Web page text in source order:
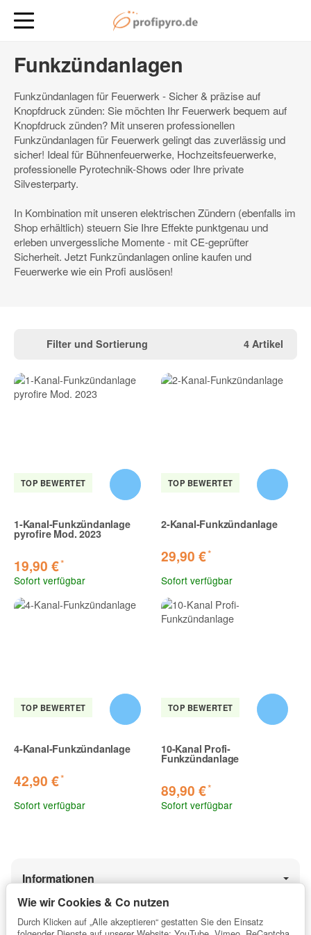
Funkzündanlagen
Funkzündanlagen für Feuerwerk - Sicher & präzise auf
Knopfdruck zünden: Sie möchten Ihr Feuerwerk bequem auf
Knopfdruck zünden? Mit unseren professionellen
Funkzündanlagen für Feuerwerk gelingt das zuverlässig und
sicher! Ideal für Bühnenfeuerwerke, Hochzeitsfeuerwerke,
professionelle Pyrotechnik-Shows oder Ihre private
Silvesterparty.
In Kombination mit unseren elektrischen Zündern (ebenfalls im
Shop erhältlich) steuern Sie Ihre Effekte punktgenau und
erleben unvergessliche Momente - mit CE-geprüfter
Sicherheit. Jetzt Funkzündanlagen online kaufen und
Feuerwerke wie ein Profi auslösen!
Filter und Sortierung 4 Artikel
TOP BEWERTET
1-Kanal-Funkzündanlage
pyrofire Mod. 2023
19,90 €*
Sofort verfügbar
TOP BEWERTET
2-Kanal-Funkzündanlage
29,90 €*
Sofort verfügbar
TOP BEWERTET
4-Kanal-Funkzündanlage
42,90 €*
Sofort verfügbar
TOP BEWERTET
10-Kanal Profi-
Funkzündanlage
89,90 €*
Sofort verfügbar
Informationen
Gesetzliche Informationen
Wie wir Cookies & Co nutzen
Durch Klicken auf „Alle akzeptieren“ gestatten Sie den Einsatz